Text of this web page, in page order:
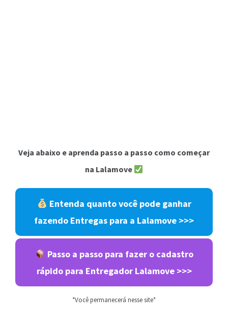
Veja abaixo e aprenda passo a passo como começar
na Lalamove
Entenda quanto você pode ganhar
fazendo Entregas para a Lalamove >>>
Passo a passo para fazer o cadastro
rápido para Entregador Lalamove >>>
*Você permanecerá nesse site*